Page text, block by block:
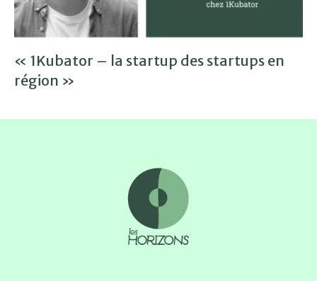
« 1Kubator – la startup des startups en
région »